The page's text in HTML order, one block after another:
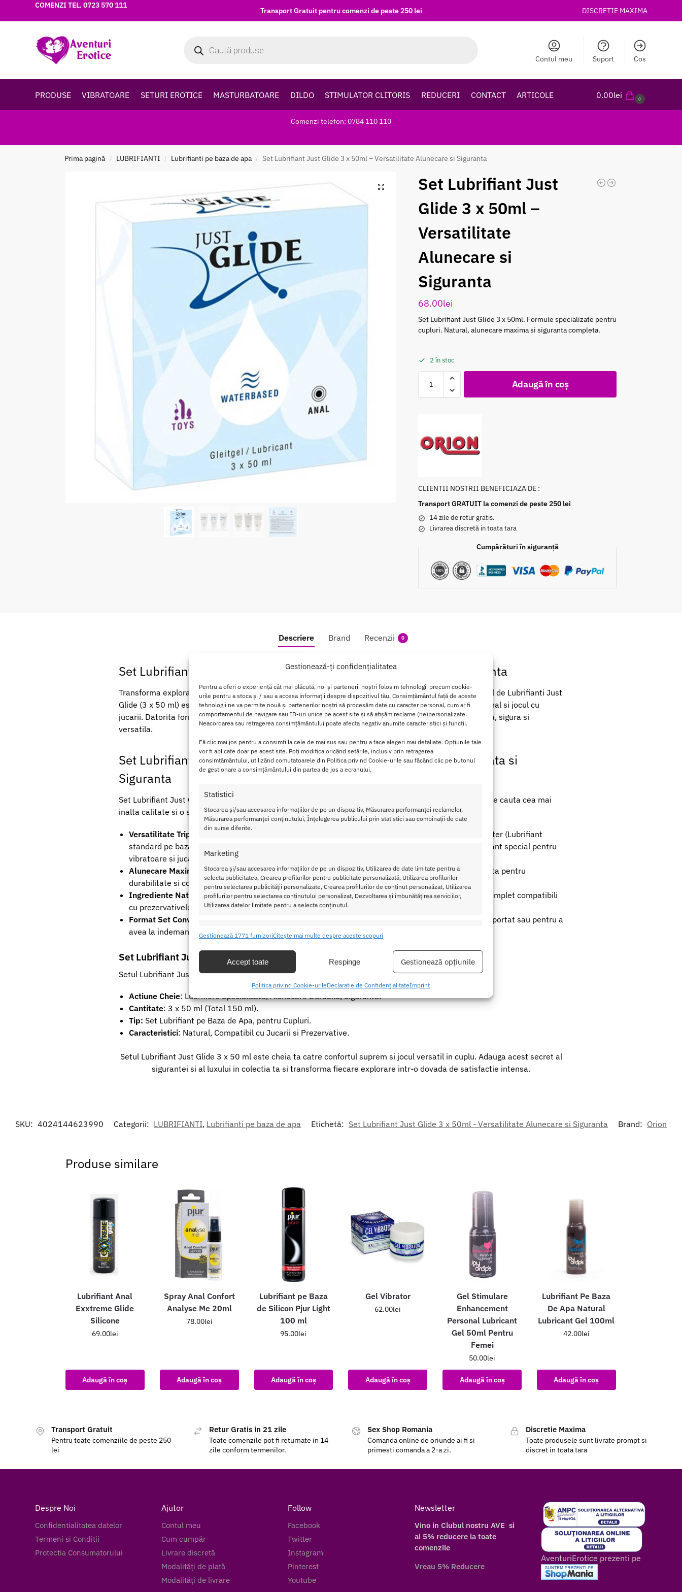
Gestionează-ți confidențialitatea
Pentru a oferi o experiență cât mai plăcută, noi și partenerii noștri folosim tehnologii precum cookie-
urile pentru a stoca și / sau a accesa informații despre dispozitivul tău. Consimțământul față de aceste
tehnologii ne va permite nouă și partenerilor noștri să procesăm date cu caracter personal, cum ar fi
comportamentul de navigare sau ID-uri unice pe acest site și să afișăm reclame (ne)personalizate.
Neacordarea sau retragerea consimțământului poate afecta negativ anumite caracteristici și funcții.
Fă clic mai jos pentru a consimți la cele de mai sus sau pentru a face alegeri mai detaliate. Opțiunile tale
vor fi aplicate doar pe acest site. Poți modifica oricând setările, inclusiv prin retragerea
consimțământului, utilizând comutatoarele din Politica privind Cookie-urile sau făcând clic pe butonul
de gestionare a consimțământului din partea de jos a ecranului.
Statistici
Stocarea și/sau accesarea informațiilor de pe un dispozitiv, Măsurarea performanței reclamelor,
Măsurarea performanței conținutului, Înțelegerea publicului prin statistici sau combinații de date
din surse diferite.
Marketing
Stocarea și/sau accesarea informațiilor de pe un dispozitiv, Utilizarea de date limitate pentru a
selecta publicitatea, Crearea profilurilor pentru publicitate personalizată, Utilizarea profilurilor
pentru selectarea publicității personalizate, Crearea profilurilor de conținut personalizat, Utilizarea
profilurilor pentru selectarea conținutului personalizat, Dezvoltarea și îmbunătățirea serviciilor,
Utilizarea datelor limitate pentru a selecta conținutul.
dispozitive, Identificarea dispozitivelor pe baza informațiilor transmise automat.
baza informațiilor solicitate în mod activ.
Asigurarea securității, prevenirea și detectarea fraudei și corectarea
erorilor, Furnizarea și prezentarea publicității și a conținutului,
Salvați și comunicați opțiunile de confidențialitate.
Gestionează 1771 furnizoriCitește mai multe despre aceste scopuri
Accept toate Respinge Gestionează opțiunile
Politica privind Cookie-urileDeclarație de ConfidențialitateImprint
COMENZI TEL.0723 570 111
Transport Gratuit pentru comenzi de peste 250 lei DISCRETIE MAXIMA
Contul meu Suport Cos
PRODUSE VIBRATOARE SETURI EROTICE MASTURBATOARE DILDO STIMULATOR CLITORIS REDUCERI CONTACT ARTICOLE 0.00lei 0
Comenzi telefon: 0784 110 110
Prima pagină / LUBRIFIANTI / Lubrifianti pe baza de apa / Set Lubrifiant Just Glide 3 x 50ml – Versatilitate Alunecare si Siguranta
Set Lubrifiant Just
Glide 3 x 50ml –
Versatilitate
Alunecare si
Siguranta
68.00lei
Set Lubrifiant Just Glide 3 x 50ml. Formule specializate pentru
cupluri. Natural, alunecare maxima si siguranta completa.
2 în stoc
Adaugă în coș
CLIENTII NOSTRII BENEFICIAZA DE :
Transport GRATUIT la comenzi de peste 250 lei
14 zile de retur gratis.
Livrarea discretă in toata tara
Cumpărături în siguranță
Descriere Brand Recenzii 0
Set Lubrifiant Just Glide 3 x 50ml – Versatilitate Alunecare si Siguranta
Transforma explorarea intima intr-o experienta de confort absolut si alunecare de inalta calitate. Setul de Lubrifianti Just
Glide (3 x 50 ml) este un produs de elita, conceput pentru a acoperi toate nevoile din cuplu: vaginal, anal si jocul cu
jucarii. Datorita formulei sale naturale si a specializarii pe tipuri de uz, garanteaza o experienta placuta, sigura si
versatila.
Set Lubrifiant Just Glide 3 x 50ml: Versatilitate, Alunecare Specializata si
Siguranta
Set Lubrifiant Just Glide 3 x 50ml – Versatilitate Alunecare si Siguranta, este ideal pentru cuplurile care cauta cea mai
inalta calitate si o solutie de lubrifiere optima pentru fiecare tip de joc.
Versatilitate Tripla (3 Tipuri)
: Setul ofera o solutie specializata pentru fiecare nevoie: Just Glide Water (Lubrifiant
standard pe baza de apa), Just Glide Anal (Lubrifiant pentru sex anal) si Just Glide Toy Lube (Lubrifiant special pentru
vibratoare si jucarii).
Alunecare Maxima:
Fiecare varianta asigura o alunecare excelenta, cu formula anala fiind optimizata pentru
durabilitate si confort in timpul penetrarii anale.
Ingrediente Naturale si Siguranta:Lubrifiantii sunt pe baza de apa, au o formula naturala si sunt complet compatibili
cu prezervativele din latex si cu toate jucariile din silicon, asigurand o utilizare fara griji.
Format Set Convenabil
: Setul include 3 sticle de 50 ml (Total 150 ml), fiind perfect pentru a fi transportat sau pentru a
avea la indemana varianta ideala pentru orice moment.
Set Lubrifiant Just Glide 3 x 50ml: Functii, Materiale si Dimensiuni
Setul Lubrifiant Just Glide este un produs de inalta calitate, esential pentru cupluri.
Actiune Cheie: Lubrifiere Specializata, Alunecare Durabila, Siguranta.
Cantitate: 3 x 50 ml (Total 150 ml).
Tip: Set Lubrifiant pe Baza de Apa, pentru Cupluri.
Caracteristici: Natural, Compatibil cu Jucarii si Prezervative.
Setul Lubrifiant Just Glide 3 x 50 ml este cheia ta catre confortul suprem si jocul versatil in cuplu. Adauga acest secret al
sigurantei si al luxului in colectia ta si transforma fiecare explorare intr-o dovada de satisfactie intensa.
SKU: 4024144623990 Categorii: LUBRIFIANTI, Lubrifianti pe baza de apa Etichetă: Set Lubrifiant Just Glide 3 x 50ml - Versatilitate Alunecare si Siguranta Brand: Orion
Produse similare
Lubrifiant Anal
Exxtreme Glide
Silicone
69.00lei
Adaugă în coș
Spray Anal Confort
Analyse Me 20ml
78.00lei
Adaugă în coș
Lubrifiant pe Baza
de Silicon Pjur Light
100 ml
95.00lei
Adaugă în coș
Gel Vibrator
62.00lei
Adaugă în coș
Gel Stimulare
Enhancement
Personal Lubricant
Gel 50ml Pentru
Femei
50.00lei
Adaugă în coș
Lubrifiant Pe Baza
De Apa Natural
Lubricant Gel 100ml
42.00lei
Adaugă în coș
Transport Gratuit
Pentru toate comenziile de peste 250
lei
Retur Gratis in 21 zile
Toate comenzile pot fi returnate in 14
zile conform termenilor.
Sex Shop Romania
Comanda online de oriunde ai fi si
primesti comanda a 2-a zi.
Discretie Maxima
Toate produsele sunt livrate prompt si
discret in toata tara
Despre Noi
Confidentialitatea datelor
Termeni si Conditii
Protectia Consumatorului
Ajutor
Contul meu
Cum cumpăr
Livrare discretă
Modalități de plată
Modalități de livrare
Follow
Facebook
Twitter
Instagram
Pinterest
Youtube
Newsletter
Vino in Clubul nostru AVE si
ai 5% reducere la toate
comenzile
Vreau 5% Reducere
AventuriErotice prezenti pe